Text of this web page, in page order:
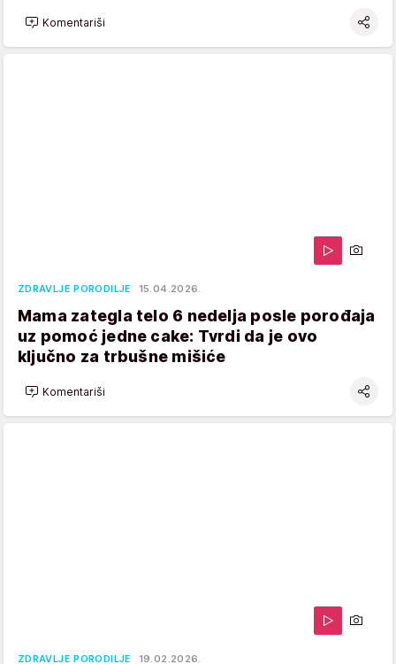
Komentariši
ZDRAVLJE PORODILJE 15.04.2026.
Mama zategla telo 6 nedelja posle porođaja
uz pomoć jedne cake: Tvrdi da je ovo
ključno za trbušne mišiće
Komentariši
ZDRAVLJE PORODILJE 19.02.2026.